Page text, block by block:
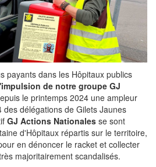
payants dans les Hôpitaux publics
de notre groupe GJ
le printemps 2024 une ampleur
délégations de Gilets Jaunes
GJ Actions Nationales se sont
d'Hôpitaux répartis sur le territoire,
en dénoncer le racket et collecter
majoritairement scandalisés.